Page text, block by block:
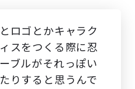
ロゴとかキャラク
スをつくる際に忍
ブルがそれっぽい
りすると思うんで